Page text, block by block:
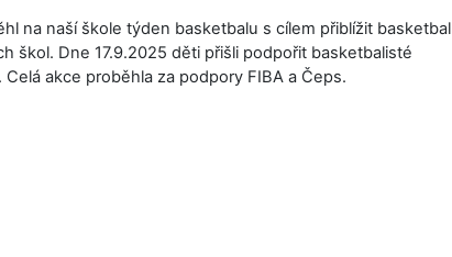
na naší škole týden basketbalu s cílem přiblížit basketbal
škol. Dne 17.9.2025 děti přišli podpořit basketbalisté
akce proběhla za podpory FIBA a Čeps.